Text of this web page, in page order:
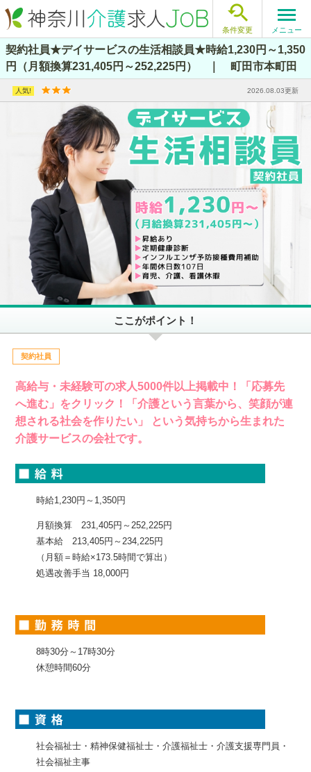

条件変更 メニュー
契約社員★デイサービスの生活相談員★時給1,230円～1,350
円（月額換算231,405円～252,225円） ｜ 町田市本町田
2026.08.03更新
ここがポイント！
契約社員
高給与・未経験可の求人5000件以上掲載中！「応募先
へ進む」をクリック！「介護という言葉から、笑顔が連
想される社会を作りたい」 という気持ちから生まれた
介護サービスの会社です。
時給1,230円～1,350円
月額換算 231,405円～252,225円
基本給 213,405円～234,225円
（月額＝時給×173.5時間で算出）
処遇改善手当 18,000円
8時30分～17時30分
休憩時間60分
社会福祉士・精神保健福祉士・介護福祉士・介護支援専門員・
社会福祉主事